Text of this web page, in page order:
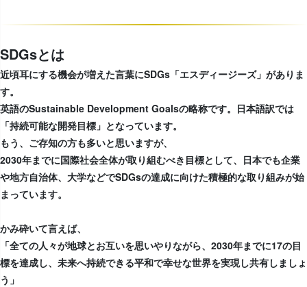
SDGsとは
近頃耳にする機会が増えた言葉にSDGs「エスディージーズ」がありま
す。
英語のSustainable Development Goalsの略称です。日本語訳では
「持続可能な開発目標」となっています。
もう、ご存知の方も多いと思いますが、
2030年までに国際社会全体が取り組むべき目標として、日本でも企業
や地方自治体、大学などでSDGsの達成に向けた積極的な取り組みが始
まっています。
かみ砕いて言えば、
「全ての人々が地球とお互いを思いやりながら、2030年までに17の目
標を達成し、未来へ持続できる平和で幸せな世界を実現し共有しましょ
う」